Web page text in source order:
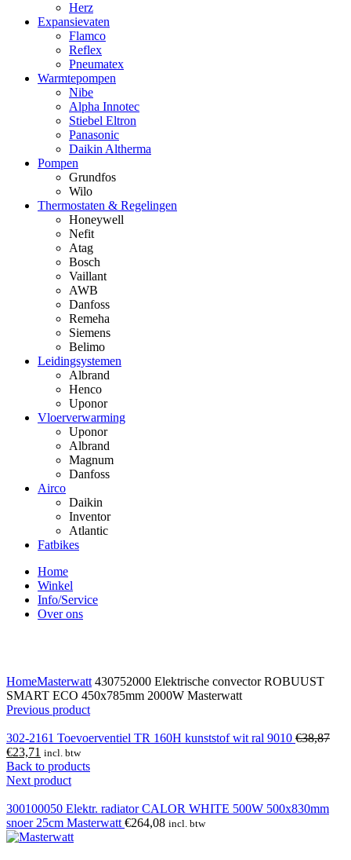
Herz
Expansievaten
Flamco
Reflex
Pneumatex
Warmtepompen
Nibe
Alpha Innotec
Stiebel Eltron
Panasonic
Daikin Altherma
Pompen
Grundfos
Wilo
Thermostaten & Regelingen
Honeywell
Nefit
Atag
Bosch
Vaillant
AWB
Danfoss
Remeha
Siemens
Belimo
Leidingsystemen
Albrand
Henco
Uponor
Vloerverwarming
Uponor
Albrand
Magnum
Danfoss
Airco
Daikin
Inventor
Atlantic
Fatbikes
Home
Winkel
Info/Service
Over ons
HomeMasterwatt 430752000 Elektrische convector ROBUUST
SMART ECO 450x785mm 2000W Masterwatt
Previous product
302-2161 Toevoerventiel TR 160H kunststof wit ral 9010 €38,87
€23,71 Huidige
prijs
is:
incl. btw
Back to products
Next product
300100050 Elektr. radiator CALOR WHITE 500W 500x830mm
snoer 25cm Masterwatt €264,08 incl. btw